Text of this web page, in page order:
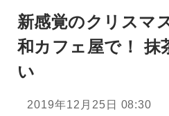
新感覚のクリスマ
和カフェ屋で！ 抹
い
2019年12月25日 08:30